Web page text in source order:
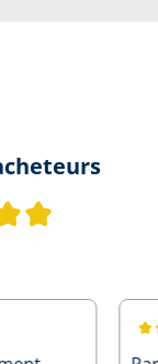
Note